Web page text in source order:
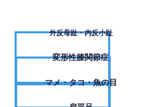
外反母趾・内反小趾
変形性膝関節症
​マメ・タコ・魚の目